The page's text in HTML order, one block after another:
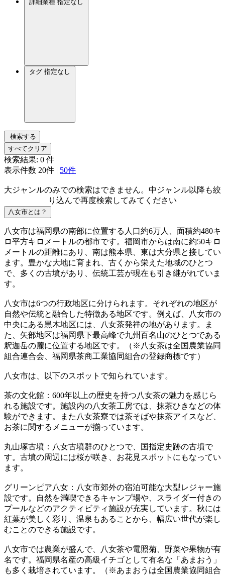
詳細業種 指定なし
タグ 指定なし
検索する
すべてクリア
検索結果: 0 件
表示件数 20件 | 50件
大ジャンルのみでの検索はできません。中ジャンル以降も絞
り込んで再度検索してみてください
八女市とは？
八女市は福岡県の南部に位置する人口約6万人、面積約480キ
ロ平方キロメートルの都市です。福岡市からは南に約50キロ
メートルの距離にあり、南は熊本県、東は大分県と接してい
ます。豊かな大地に育まれ、古くから栄えた地域のひとつ
で、多くの古墳があり、伝統工芸が現在も引き継がれていま
す。
八女市は6つの行政地区に分けられます。それぞれの地区が
自然や伝統と融合した特徴ある地区です。例えば、八女市の
中央にある黒木地区には、八女茶発祥の地があります。ま
た、矢部地区は福岡県下最高峰で九州百名山のひとつである
釈迦岳の麓に位置する地区です。（※八女茶は全国農業協同
組合連合会、福岡県茶商工業協同組合の登録商標です）
八女市は、以下のスポットで知られています。
茶の文化館：600年以上の歴史を持つ八女茶の魅力を感じら
れる施設です。施設内の八女茶工房では、抹茶ひきなどの体
験ができます。また八女茶寮では茶そばや抹茶アイスなど、
お茶に関するメニューが揃っています。
丸山塚古墳：八女古墳群のひとつで、国指定史跡の古墳で
す。古墳の周辺には桜が咲き、お花見スポットにもなってい
ます。
グリーンピア八女：八女市郊外の宿泊可能な大型レジャー施
設です。自然を満喫できるキャンプ場や、スライダー付きの
プールなどのアクティビティ施設が充実しています。秋には
紅葉が美しく彩り、温泉もあることから、幅広い世代が楽し
むことのできる施設です。
八女市では農業が盛んで、八女茶や電照菊、野菜や果物が有
名です。福岡県名産の高級イチゴとして有名な「あまおう」
も多く栽培されています。（※あまおうは全国農業協同組合